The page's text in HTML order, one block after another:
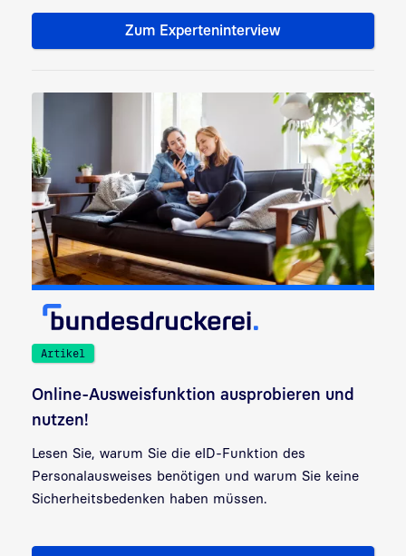
Zum ExperteninterviewHändische Unterschrift durch
Artikel
Online-Ausweisfunktion ausprobieren und
nutzen!
Lesen Sie, warum Sie die eID-Funktion des
Personalausweises benötigen und warum Sie keine
Sicherheitsbedenken haben müssen.